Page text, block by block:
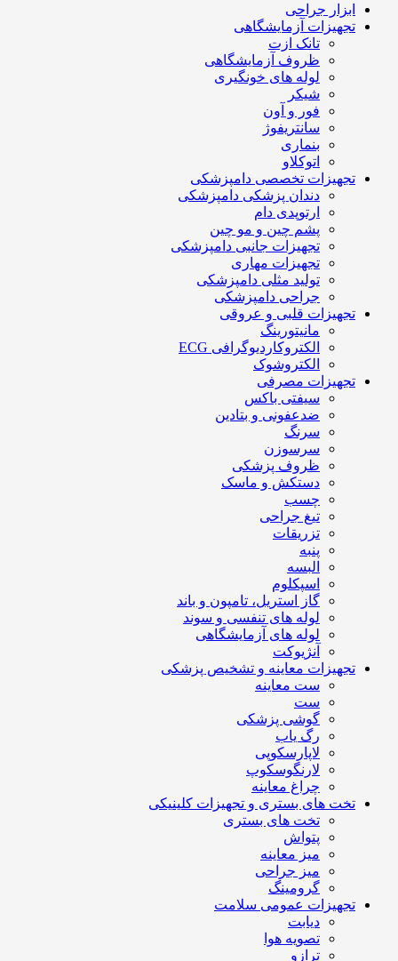
ابزار جراحی
تجهیزات آزمایشگاهی
تانک ازت
ظروف آزمایشگاهی
لوله های خونگیری
شیکر
فور و آون
سانتریفوژ
بنماری
اتوکلاو
تجهیزات تخصصی دامپزشکی
دندان پزشکی دامپزشکی
ارتوپدی دام
پشم چین و مو چین
تجهیزات جانبی دامپزشکی
تجهیزات مهاری
تولید مثلی دامپزشکی
جراحی دامپزشکی
تجهیزات قلبی و عروقی
مانیتورینگ
الکتروکاردیوگرافی ECG
الکتروشوک
تجهیزات مصرفی
سیفتی باکس
ضدعفونی و بتادین
سرنگ
سرسوزن
ظروف پزشکی
دستکش و ماسک
چسب
تیغ جراحی
تزریقات
پنبه
البسه
اسپکلوم
گاز استریل، تامپون و باند
لوله های تنفسی و سوند
لوله های آزمایشگاهی
آنژیوکت
تجهیزات معاینه و تشخیص پزشکی
ست معاینه
ست
گوشی پزشکی
رگ یاب
لاپارسکوپی
لارنگوسکوپ
چراغ معاینه
تخت های بستری و تجهیزات کلینیکی
تخت های بستری
پتواش
میز معاینه
میز جراحی
گرومینگ
تجهیزات عمومی سلامت
دیابت
تصویه هوا
ترازو